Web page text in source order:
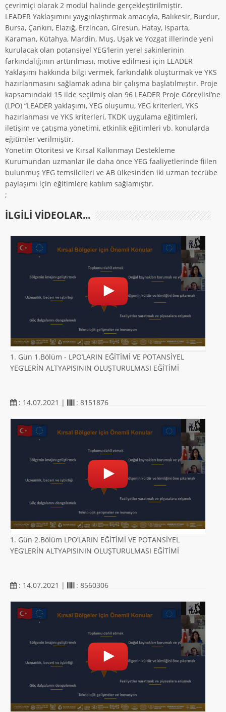
çevrimiçi olarak 2 modül halinde gerçekleştirilmiştir.
LEADER Yaklaşımını yaygınlaştırmak amacıyla, Balıkesir, Burdur,
Bursa, Çankırı, Elazığ, Erzincan, Giresun, Hatay, Isparta,
Karaman, Kütahya, Mardin, Muş, Uşak ve Yozgat illerinde yeni
kurulacak olan potansiyel YEG'lerin yerel sakinlerinin
farkındalığının arttırılması, motive edilmesi için LEADER
Yaklaşımı hakkında bilgi vermek, farkındalık oluşturmak ve YKS
hazırlanmasını sağlamak adına bir çalışma başlatılmıştır. Proje
kapsamındaki 15 ilde seçilmiş olan 96 LEADER Proje Görevlisi’ne
(LPO) “LEADER yaklaşımı, YEG oluşumu, YEG kriterleri, YKS
hazırlanması ve YKS kriterleri, TKDK uygulama eğitimleri,
iletişim ve çatışma yönetimi, etkinlik eğitimleri vb. konularda
eğitimler verilmiştir.
Yönetim Otoritesi ve Kırsal Kalkınmayı Destekleme
Kurumundan uzmanlar ile daha önce YEG faaliyetlerinde fiilen
bulunmuş YEG temsilcileri ve AB ülkesinden iki uzman tecrübe
paylaşımı için eğitimlere katılım sağlamıştır.
;
ILGILI VIDEOLAR...
1. Gün 1.Bölüm - LPO’LARIN EĞİTİMİ VE POTANSİYEL
YEG’LERİN ALTYAPISININ OLUŞTURULMASI EĞİTİMİ
: 14.07.2021 | : 8151876
1. Gün 2.Bölüm LPO’LARIN EĞİTİMİ VE POTANSİYEL
YEG’LERİN ALTYAPISININ OLUŞTURULMASI EĞİTİMİ
: 14.07.2021 | : 8560306